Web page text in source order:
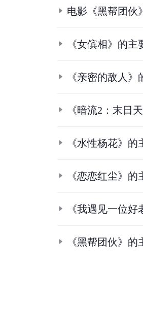
电影《黑帮团伙
《女傧相》的主
《亲密的敌人
《暗流2：末日
《水性杨花》的
《恋恋红尘》的
《我遇见一位
《黑帮团伙》的